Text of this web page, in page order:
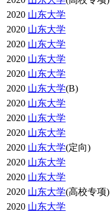
2020 山东大学
2020 山东大学
2020 山东大学
2020 山东大学
2020 山东大学
2020 山东大学(B)
2020 山东大学
2020 山东大学
2020 山东大学
2020 山东大学(定向)
2020 山东大学
2020 山东大学
2020 山东大学(高校专项)
2020 山东大学